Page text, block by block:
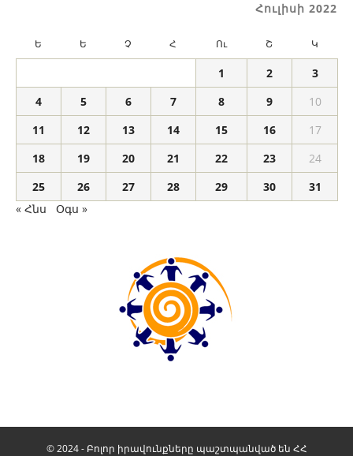
Հուլիսի 2022
Ե Ե Չ Հ Ու Շ Կ
1 2
3
4
5 6 7 8 9
10
11
12 13 14 15 16
17
18
19 20 21 22 23
24
25
26 27 28 29 30
31
« Հնս
Օգս »
© 2024 - Բոլոր իրավունքները պաշտպանված են ՀՀ